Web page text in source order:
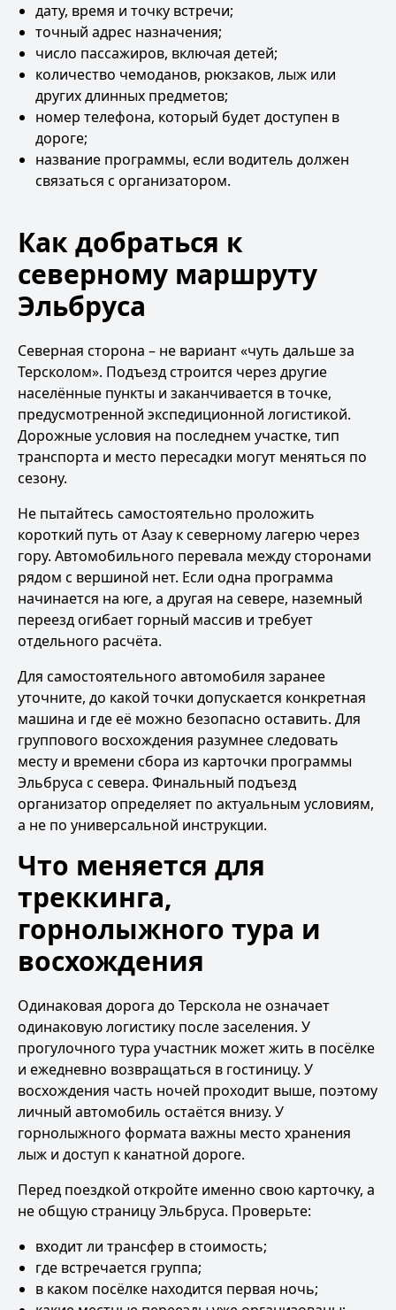
дату, время и точку встречи;
точный адрес назначения;
число пассажиров, включая детей;
количество чемоданов, рюкзаков, лыж или
других длинных предметов;
номер телефона, который будет доступен в
дороге;
название программы, если водитель должен
связаться с организатором.
Как добраться к
северному маршруту
Эльбруса
Северная сторона – не вариант «чуть дальше за
Терсколом». Подъезд строится через другие
населённые пункты и заканчивается в точке,
предусмотренной экспедиционной логистикой.
Дорожные условия на последнем участке, тип
транспорта и место пересадки могут меняться по
сезону.
Не пытайтесь самостоятельно проложить
короткий путь от Азау к северному лагерю через
гору. Автомобильного перевала между сторонами
рядом с вершиной нет. Если одна программа
начинается на юге, а другая на севере, наземный
переезд огибает горный массив и требует
отдельного расчёта.
Для самостоятельного автомобиля заранее
уточните, до какой точки допускается конкретная
машина и где её можно безопасно оставить. Для
группового восхождения разумнее следовать
месту и времени сбора из карточки программы
Эльбруса с севера. Финальный подъезд
организатор определяет по актуальным условиям,
а не по универсальной инструкции.
Что меняется для
треккинга,
горнолыжного тура и
восхождения
Одинаковая дорога до Терскола не означает
одинаковую логистику после заселения. У
прогулочного тура участник может жить в посёлке
и ежедневно возвращаться в гостиницу. У
восхождения часть ночей проходит выше, поэтому
личный автомобиль остаётся внизу. У
горнолыжного формата важны место хранения
лыж и доступ к канатной дороге.
Перед поездкой откройте именно свою карточку, а
не общую страницу Эльбруса. Проверьте:
входит ли трансфер в стоимость;
где встречается группа;
в каком посёлке находится первая ночь;